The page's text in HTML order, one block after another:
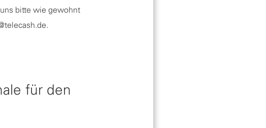
bitte wie gewohnt
für den